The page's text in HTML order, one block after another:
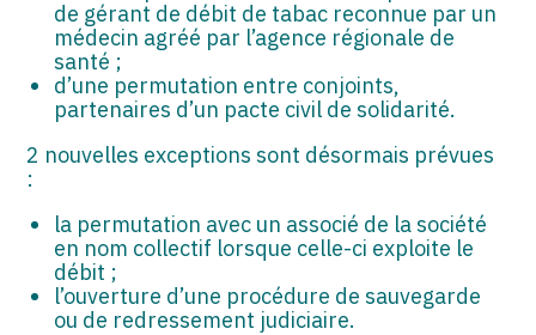
de gérant de débit de tabac reconnue par un
médecin agréé par l’agence régionale de
santé ;
d’une permutation entre conjoints,
partenaires d’un pacte civil de solidarité.
2 nouvelles exceptions sont désormais prévues
:
la permutation avec un associé de la société
en nom collectif lorsque celle-ci exploite le
débit ;
l’ouverture d’une procédure de sauvegarde
ou de redressement judiciaire.